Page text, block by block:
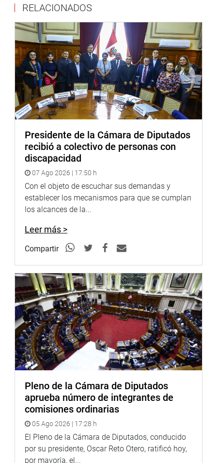
“Estoy seguro que muchos vamos aprender bastante de
este evento”, indicó Galarreta.
Por El embajador ruso, Andrei Guskov, resaltó el buen
momento por el que atraviesan las relaciones bilaterales
entre Perú y Rusia, remarcando que el intercambio
comercial ha crecido de enero hasta setiembre de este
año en 40 por ciento.
Guskov invitó a los peruanos a visitar Rusia con ocasión
de la participación de la selección en el Mundial de
hinchas porque los rusos seguramente alentarán al Perú,
teniendo en cuenta que el futbolista Jefferson Farfán es
admirado en su país.
Entre los Platos típicos que son exhibidos están el
Alforfón con Cetas, Bife Strogonoff, empanadas con col y
huevos, torta Medokiv, canapé con caviar rojo, ensalada
vinegret, pollo relleno con pistachos, salazones: pepinos
tomates y col fermentada.
También se observó fotografías de ciudades y paisajes
de los principales sitios turísticos de Rusia.
En la reunión también estuvieron el primer vicepresidente
del Congreso, Mario Mantilla, los legisladores Edwin
Vergara, Karina Beteta, Milagros Takayama, entre otros.
PRENSA-CONGRESO
PRENSA-CONGRESO 6-12-17
Puede encontrar más información en nuestra página web
y redes sociales.
https://web.facebook.com/CongresoPeru/
RELACIONADOS
Presidente de la Cámara de Diputados
recibió a colectivo de personas con
discapacidad
07 Ago 2026 | 17:50 h
Con el objeto de escuchar sus demandas y
establecer los mecanismos para que se cumplan
los alcances de la...
Leer más >
Compartir
Pleno de la Cámara de Diputados
aprueba número de integrantes de
comisiones ordinarias
05 Ago 2026 | 17:28 h
El Pleno de la Cámara de Diputados, conducido
por su presidente, Oscar Reto Otero, ratificó hoy,
por mayoría, el...